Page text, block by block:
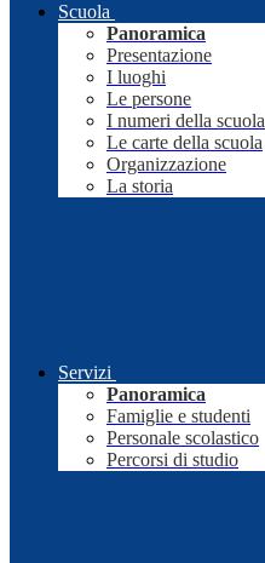
Scuola
Panoramica
Presentazione
I luoghi
Le persone
I numeri della scuola
Le carte della scuola
Organizzazione
La storia
Servizi
Panoramica
Famiglie e studenti
Personale scolastico
Percorsi di studio